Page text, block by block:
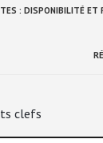
: DISPONIBILITÉ ET
clefs